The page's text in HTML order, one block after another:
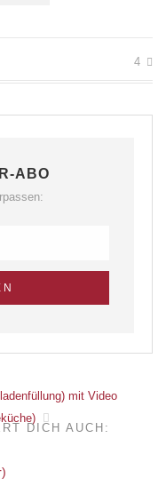
4
ABO
mit Video
DICH AUCH: